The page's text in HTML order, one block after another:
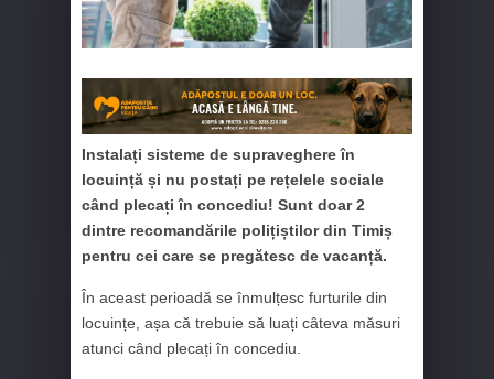
Instalați sisteme de supraveghere în
locuință și nu postați pe rețelele sociale
când plecați în concediu! Sunt doar 2
dintre recomandările polițiștilor din Timiș
pentru cei care se pregătesc de vacanță.
În aceast perioadă se înmulțesc furturile din
locuințe, așa că trebuie să luați câteva măsuri
atunci când plecați în concediu.